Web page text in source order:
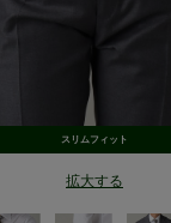
スリムフィット
拡大する